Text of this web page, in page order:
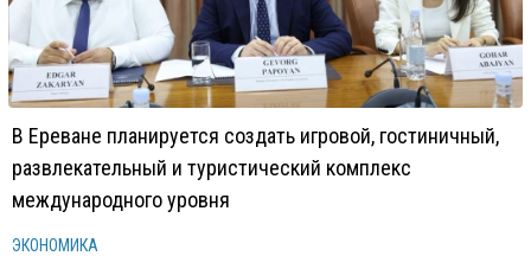
В Ереване планируется создать игровой, гостиничный,
развлекательный и туристический комплекс
международного уровня
ЭКОНОМИКА